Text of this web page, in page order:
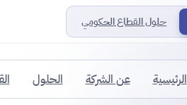
حلول القطاع الحكومي
الرئيسية عن الشركة الحلول